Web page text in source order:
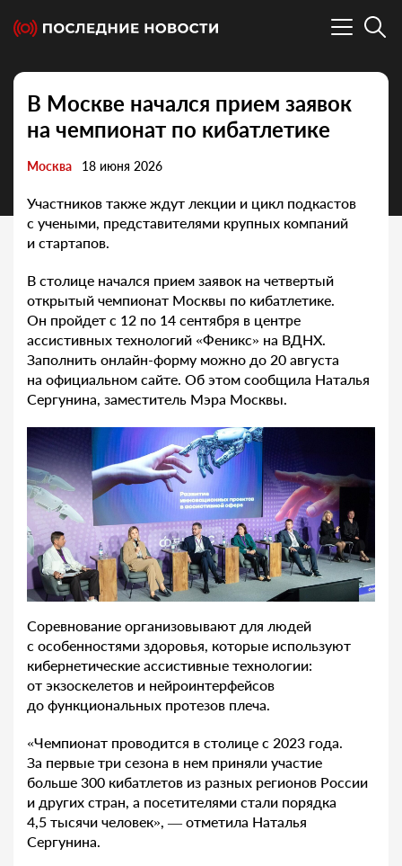
В Москве начался прием заявок
на чемпионат по кибатлетике
Москва 18 июня 2026
Участников также ждут лекции и цикл подкастов
с учеными, представителями крупных компаний
и стартапов.
В столице начался прием заявок на четвертый
открытый чемпионат Москвы по кибатлетике.
Он пройдет с 12 по 14 сентября в центре
ассистивных технологий «Феникс» на ВДНХ.
Заполнить онлайн-форму можно до 20 августа
на официальном сайте. Об этом сообщила Наталья
Сергунина, заместитель Мэра Москвы.
Соревнование организовывают для людей
с особенностями здоровья, которые используют
кибернетические ассистивные технологии:
от экзоскелетов и нейроинтерфейсов
до функциональных протезов плеча.
«Чемпионат проводится в столице с 2023 года.
За первые три сезона в нем приняли участие
больше 300 кибатлетов из разных регионов России
и других стран, а посетителями стали порядка
4,5 тысячи человек», — отметила Наталья
Сергунина.